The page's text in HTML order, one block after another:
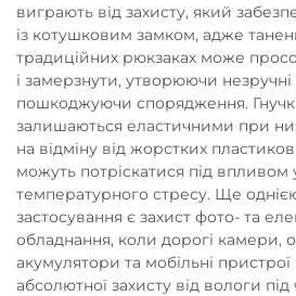
виграють від захисту, який
із котушковим замком, адже
традиційних рюкзаках може
і замерзнути, утворюючи
пошкоджуючи спорядження.
залишаються еластичними при
на відміну від жорстких
можуть потріскатися під впливом
температурного стресу. Ще
застосування є захист фото- та
обладнання, коли дорогі камери,
акумулятори та мобільні
абсолютної захисту від вологи